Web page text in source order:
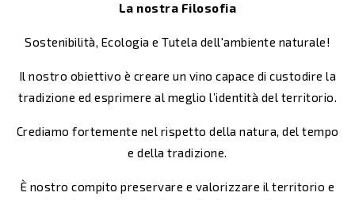
La nostra Filosofia
Sostenibilità, Ecologia e Tutela dell'ambiente naturale!
Il nostro obiettivo è creare un vino capace di custodire la
tradizione ed esprimere al meglio l’identità del territorio.
Crediamo fortemente nel rispetto della natura, del tempo
e della tradizione.
È nostro compito preservare e valorizzare il territorio e